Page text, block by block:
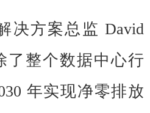
决方案总监 David
了整个数据中心行
年实现净零排放